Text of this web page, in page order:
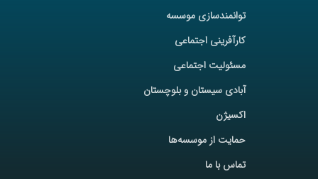
توانمندسازی موسسه
کارآفرینی اجتماعی
مسئولیت اجتماعی
آبادی سیستان و بلوچستان
اکسیژن
حمایت از موسسه‌ها
تماس با ما